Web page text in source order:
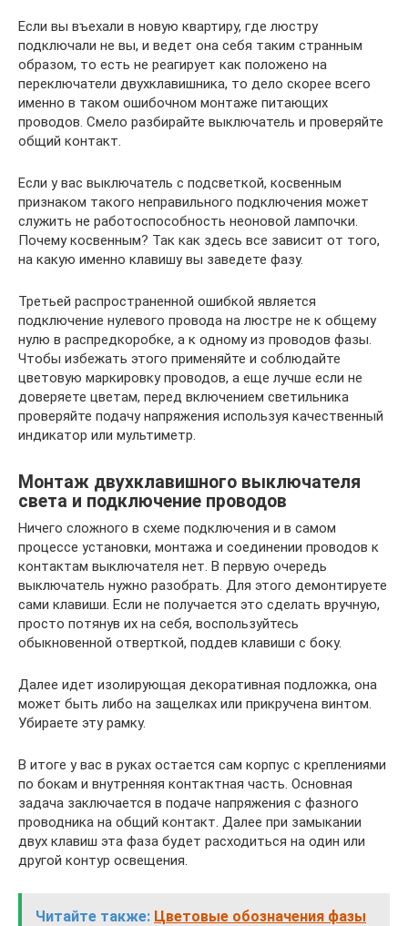
Если вы въехали в новую квартиру, где люстру
подключали не вы, и ведет она себя таким странным
образом, то есть не реагирует как положено на
переключатели двухклавишника, то дело скорее всего
именно в таком ошибочном монтаже питающих
проводов. Смело разбирайте выключатель и проверяйте
общий контакт.
Если у вас выключатель с подсветкой, косвенным
признаком такого неправильного подключения может
служить не работоспособность неоновой лампочки.
Почему косвенным? Так как здесь все зависит от того,
на какую именно клавишу вы заведете фазу.
Третьей распространенной ошибкой является
подключение нулевого провода на люстре не к общему
нулю в распредкоробке, а к одному из проводов фазы.
Чтобы избежать этого применяйте и соблюдайте
цветовую маркировку проводов, а еще лучше если не
доверяете цветам, перед включением светильника
проверяйте подачу напряжения используя качественный
индикатор или мультиметр.
Монтаж двухклавишного выключателя
света и подключение проводов
Ничего сложного в схеме подключения и в самом
процессе установки, монтажа и соединении проводов к
контактам выключателя нет. В первую очередь
выключатель нужно разобрать. Для этого демонтируете
сами клавиши. Если не получается это сделать вручную,
просто потянув их на себя, воспользуйтесь
обыкновенной отверткой, поддев клавиши с боку.
Далее идет изолирующая декоративная подложка, она
может быть либо на защелках или прикручена винтом.
Убираете эту рамку.
В итоге у вас в руках остается сам корпус с креплениями
по бокам и внутренняя контактная часть. Основная
задача заключается в подаче напряжения с фазного
проводника на общий контакт. Далее при замыкании
двух клавиш эта фаза будет расходиться на один или
другой контур освещения.
Читайте также: Цветовые обозначения фазы